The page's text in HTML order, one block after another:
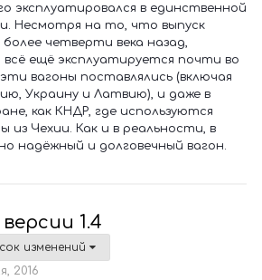
эксплуатировался в единственной
Несмотря на то, что выпуск
четверти века назад,
ещё эксплуатируется почти во
вагоны поставлялись (включая
Украину и Латвию), и даже в
как КНДР, где используются
из Чехии. Как и в реальности, в
надёжный и долговечный вагон.
1.4
изменений
2016